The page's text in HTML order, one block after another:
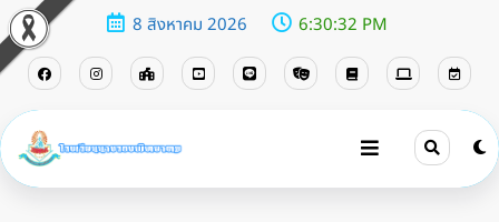
8 สิงหาคม 2026 6:30:33 PM